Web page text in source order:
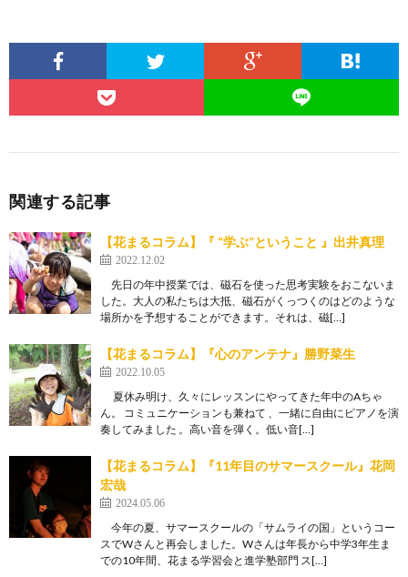
関連する記事
【花まるコラム】『 “学ぶ”ということ 』出井真理
2022.12.02
先日の年中授業では、磁石を使った思考実験をおこないま
した。大人の私たちは大抵、磁石がくっつくのはどのような
場所かを予想することができます。それは、磁[…]
【花まるコラム】『心のアンテナ』勝野菜生
2022.10.05
夏休み明け、久々にレッスンにやってきた年中のAちゃ
ん。 コミュニケーションも兼ねて 、一緒に自由にピアノを演
奏してみました 。高い音を弾く。低い音[…]
【花まるコラム】『11年目のサマースクール』花岡
宏哉
2024.05.06
今年の夏、サマースクールの「サムライの国」というコー
スでWさんと再会しました。Wさんは年長から中学3年生ま
での10年間、花まる学習会と進学塾部門 ス[…]